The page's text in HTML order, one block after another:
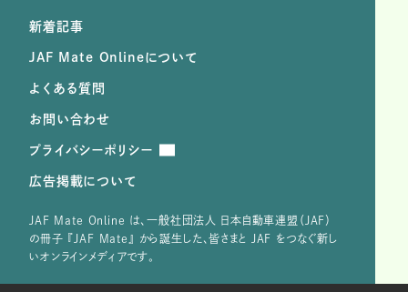
新着記事
JAF Mate Onlineについて
よくある質問
お問い合わせ
プライバシーポリシー
広告掲載について
JAF Mate Online は、⼀般社団法⼈ ⽇本⾃動⾞連盟（JAF）
の冊子 『JAF Mate』 から誕⽣した、皆さまと JAF をつなぐ新し
いオンラインメディアです。